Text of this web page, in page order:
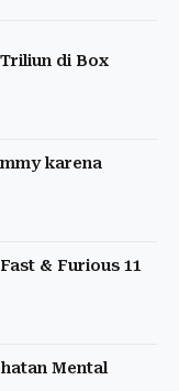
di Box
karena
& Furious 11
Mental